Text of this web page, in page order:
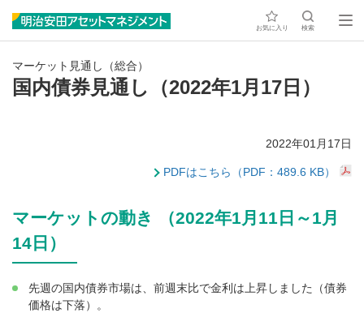
お気に入り 検索
マーケット見通し（総合）
国内債券見通し（2022年1月17日）
2022年01月17日
PDFはこちら（PDF：489.6 KB）
マーケットの動き （2022年1月11日～1月
14日）
先週の国内債券市場は、前週末比で金利は上昇しました（債券
価格は下落）。